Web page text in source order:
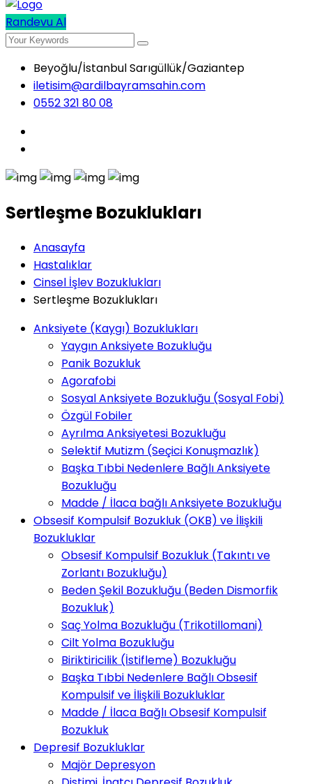
Randevu Al
Beyoğlu/İstanbul Sarıgüllük/Gaziantep
iletisim@ardilbayramsahin.com
0552 321 80 08
Sertleşme Bozuklukları
Anasayfa
Hastalıklar
Cinsel İşlev Bozuklukları
Sertleşme Bozuklukları
Anksiyete (Kaygı) Bozuklukları
Yaygın Anksiyete Bozukluğu
Panik Bozukluk
Agorafobi
Sosyal Anksiyete Bozukluğu (Sosyal Fobi)
Özgül Fobiler
Ayrılma Anksiyetesi Bozukluğu
Selektif Mutizm (Seçici Konuşmazlık)
Başka Tıbbi Nedenlere Bağlı Anksiyete
Bozukluğu
Madde / İlaca bağlı Anksiyete Bozukluğu
Obsesif Kompulsif Bozukluk (OKB) ve İlişkili
Bozukluklar
Obsesif Kompulsif Bozukluk (Takıntı ve
Zorlantı Bozukluğu)
Beden Şekil Bozukluğu (Beden Dismorfik
Bozukluk)
Saç Yolma Bozukluğu (Trikotillomani)
Cilt Yolma Bozukluğu
Biriktiricilik (İstifleme) Bozukluğu
Başka Tıbbi Nedenlere Bağlı Obsesif
Kompulsif ve İlişkili Bozukluklar
Madde / İlaca Bağlı Obsesif Kompulsif
Bozukluk
Depresif Bozukluklar
Majör Depresyon